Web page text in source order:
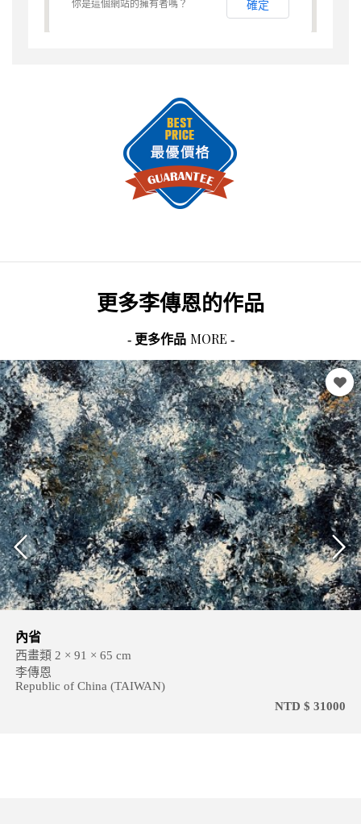
你是這個網站的擁有者嗎？ 確定
更多李傳恩的作品
- 更多作品 MORE -
內省
西畫類 2 × 91 × 65 cm
李傳恩
Republic of China (TAIWAN)
NTD $ 31000